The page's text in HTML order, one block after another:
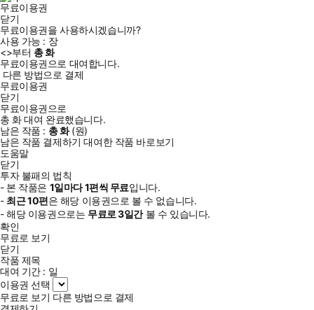
무료이용권
닫기
무료이용권을 사용하시겠습니까?
사용 가능 : 장
<>부터 총화
무료이용권으로 대여합니다.
다른 방법으로 결제
무료이용권
닫기
무료이용권으로
총 화대여 완료했습니다.
남은 작품 : 총화(원)
남은 작품 결제하기 대여한 작품 바로보기
도움말
닫기
투자 불패의 법칙
- 본 작품은 1일마다1편씩 무료입니다.
- 최근10편은 해당 이용권으로 볼 수 없습니다.
- 해당 이용권으로는 무료로3일간볼 수 있습니다.
확인
무료로 보기
닫기
작품 제목
대여 기간 : 일
이용권 선택
무료로 보기 다른 방법으로 결제